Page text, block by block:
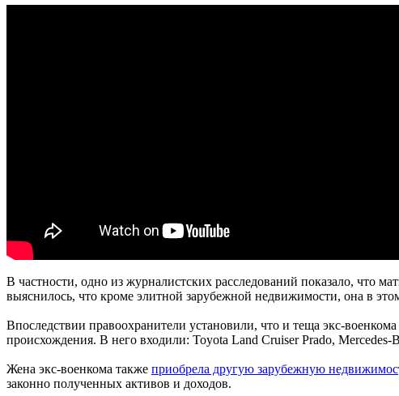
В частности, одно из журналистских расследований показало, что
выяснилось, что кроме элитной зарубежной недвижимости, она в
Впоследствии правоохранители установили, что и теща экс-
происхождения. В него входили: Toyota Land Cruiser Prado,
Жена экс-военкома также приобрела другую зарубежную недвижимос
законно полученных активов и доходов.